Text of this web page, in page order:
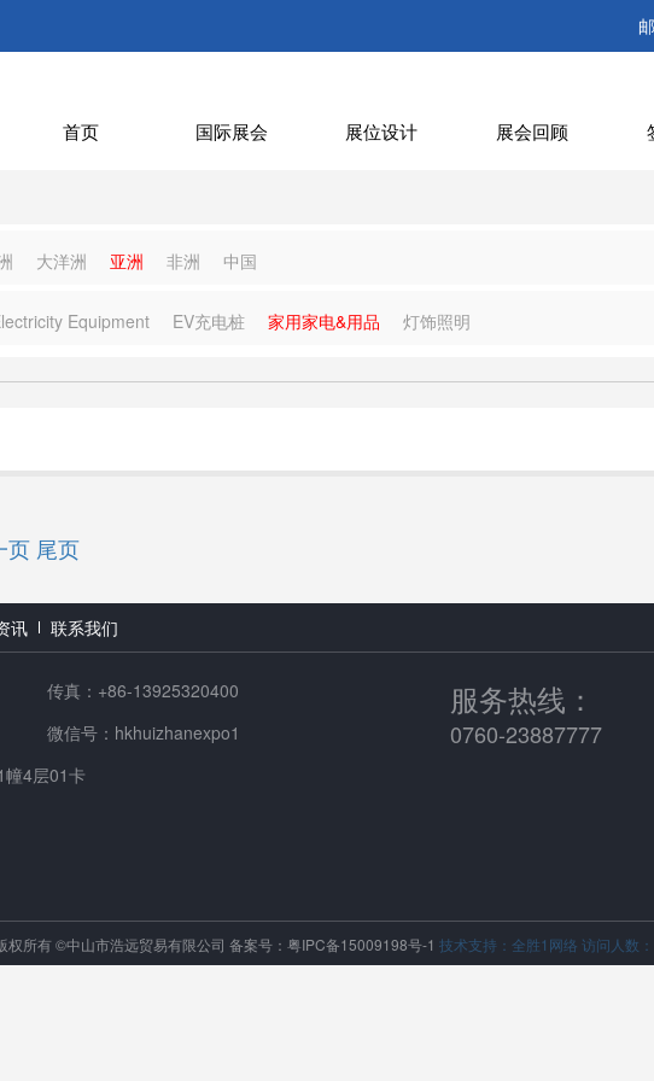
首页 国际展会 展位设计 展会回顾
大洋洲 亚洲 非洲 中国
Equipment EV充电桩 家用家电&用品 灯饰照明
页 尾页
讯 联系我们
传真：+86-13925320400
微信号：hkhuizhanexpo1
4层01卡
服务热线：
0760-23887777
权所有 ©中山市浩远贸易有限公司 备案号：粤IPC备15009198号-1 技术支持：全胜1网络 访问人数